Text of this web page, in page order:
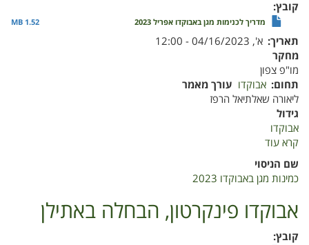
קובץ
מדריך לכנימות מגן באבוקדו אפריל 2023 1.52 MB
תאריך א', 04/16/2023 - 12:00
מחקר
מו"פ צפון
תחום אבוקדו עורך מאמר
ליאורה שאלתיאל הרפז
גידול
אבוקדו
קרא עוד
לכנימות
מגן
אפריל
שם הניסוי
כמינות מגן באבוקדו 2023
אבוקדו פינקרטון, הבחלה באתילן
קובץ